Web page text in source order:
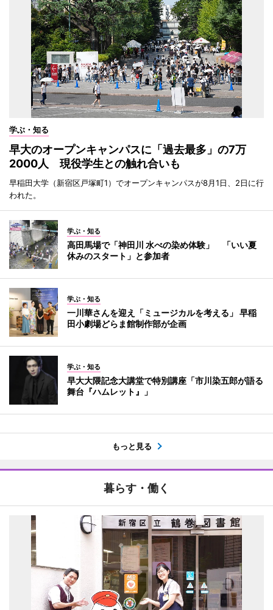
学ぶ・知る
早大のオープンキャンパスに「過去最多」の7万
2000人 現役学生との触れ合いも
早稲田大学（新宿区戸塚町1）でオープンキャンパスが8月1日、2日に行
われた。
学ぶ・知る
高田馬場で「神田川 水べの染め体験」 「いい夏
休みのスタート」と参加者
学ぶ・知る
一川華さんを迎え「ミュージカルを考える」 早稲
田小劇場どらま館制作部が企画
学ぶ・知る
早大大隈記念大講堂で特別講座「市川染五郎が語る
舞台『ハムレット』」
もっと見る
暮らす・働く